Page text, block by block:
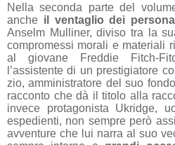
Nella seconda parte del
anche il ventaglio dei
Anselm Mulliner, diviso tra la
compromessi morali e materiali
al giovane Freddie Fitch-
l’assistente di un prestigiatore
zio, amministratore del suo
racconto che dà il titolo alla
invece protagonista Ukridge,
espedienti, non sempre però
avventure che lui narra al suo